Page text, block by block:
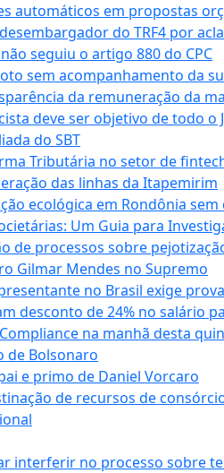
automáticos em propostas
do TRF4 por
seguiu o artigo 880 do CPC
sem acompanhamento da
da remuneração da
deve ser objetivo de todo o
do SBT
Tributária no setor de
das linhas da Itapemirim
ecológica em Rondônia
Um Guia para
processos sobre
Gilmar Mendes no Supremo
no Brasil exige
desconto de 24% no salário
na manhã desta
de Bolsonaro
e primo de Daniel Vorcaro
de recursos de
interferir no processo sobre